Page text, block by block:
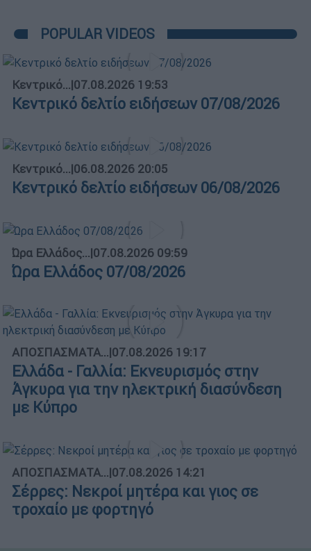
POPULAR VIDEOS
Κεντρικό...|07.08.2026 19:53
Κεντρικό δελτίο ειδήσεων 07/08/2026
Κεντρικό...|06.08.2026 20:05
Κεντρικό δελτίο ειδήσεων 06/08/2026
Ώρα Ελλάδος...|07.08.2026 09:59
Ώρα Ελλάδος 07/08/2026
ΑΠΟΣΠΑΣΜΑΤΑ...|07.08.2026 19:17
Ελλάδα - Γαλλία: Εκνευρισμός στην
Άγκυρα για την ηλεκτρική διασύνδεση
με Κύπρο
ΑΠΟΣΠΑΣΜΑΤΑ...|07.08.2026 14:21
Σέρρες: Νεκροί μητέρα και γιος σε
τροχαίο με φορτηγό